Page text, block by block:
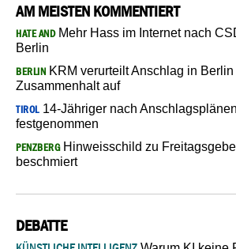
AM MEISTEN KOMMENTIERT
HATE ANDMehr Hass im Internet nach
Berlin
BERLIN KRM verurteilt Anschlag in Berlin
Zusammenhalt auf
TIROL14-Jähriger nach
festgenommen
PENZBERGHinweisschild zu
beschmiert
DEBATTE